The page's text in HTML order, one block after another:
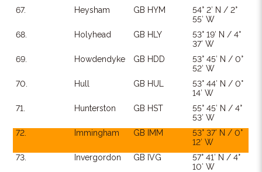
67.
Heysham GB HYM
54° 2′ N / 2°
55′ W
68.
Holyhead GB HLY
53° 19′ N / 4°
37′ W
69.
Howdendyke GB HDD
53° 45′ N / 0°
52′ W
70.
Hull GB HUL
53° 44′ N / 0°
14′ W
71.
Hunterston GB HST
55° 45′ N / 4°
53′ W
72.
Immingham GB IMM
53° 37′ N / 0°
12′ W
73.
Invergordon GB IVG
57° 41′ N / 4°
10′ W